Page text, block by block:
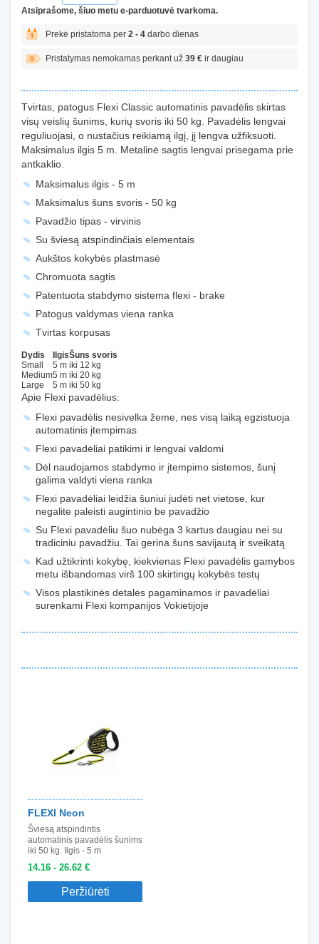
Atsiprašome, šiuo metu e-parduotuvė tvarkoma.
Prekė pristatoma per 2 - 4 darbo dienas
Pristatymas nemokamas perkant už 39 € ir daugiau
Tvirtas, patogus Flexi Classic automatinis pavadėlis skirtas
visų veislių šunims, kurių svoris iki 50 kg. Pavadėlis lengvai
reguliuojasi, o nustačius reikiamą ilgį, jį lengva užfiksuoti.
Maksimalus ilgis 5 m. Metalinė sagtis lengvai prisegama prie
antkaklio.
Maksimalus ilgis - 5 m
Maksimalus šuns svoris - 50 kg
Pavadžio tipas - virvinis
Su šviesą atspindinčiais elementais
Aukštos kokybės plastmasė
Chromuota sagtis
Patentuota stabdymo sistema flexi - brake
Patogus valdymas viena ranka
Tvirtas korpusas
Dydis IlgisŠuns svoris
Small
5 m iki 12 kg
Medium5 m iki 20 kg
Large
5 m iki 50 kg
Apie Flexi pavadėlius:
Flexi pavadėlis nesivelka žeme, nes visą laiką egzistuoja
automatinis įtempimas
Flexi pavadėliai patikimi ir lengvai valdomi
Dėl naudojamos stabdymo ir įtempimo sistemos, šunį
galima valdyti viena ranka
Flexi pavadėliai leidžia šuniui judėti net vietose, kur
negalite paleisti augintinio be pavadžio
Su Flexi pavadėliu šuo nubėga 3 kartus daugiau nei su
tradiciniu pavadžiu. Tai gerina šuns savijautą ir sveikatą
Kad užtikrinti kokybę, kiekvienas Flexi pavadėlis gamybos
metu išbandomas virš 100 skirtingų kokybės testų
Visos plastikinės detalės pagaminamos ir pavadėliai
surenkami Flexi kompanijos Vokietijoje
FLEXI Neon
Šviesą atspindintis
automatinis pavadėlis šunims
iki 50 kg. Ilgis - 5 m
14.16 - 26.62 €
Peržiūrėti